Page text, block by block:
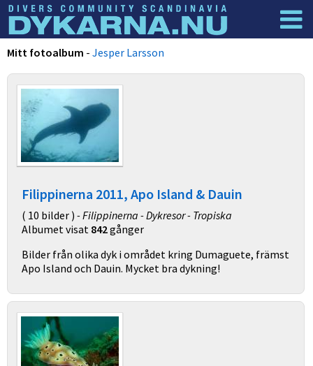
Dyknyheter
Mitt fotoalbum - Jesper Larsson
Filippinerna 2011, Apo Island & Dauin
( 10 bilder ) - Filippinerna - Dykresor - Tropiska
Albumet visat 842gånger
Bilder från olika dyk i området kring Dumaguete, främst
Apo Island och Dauin. Mycket bra dykning!